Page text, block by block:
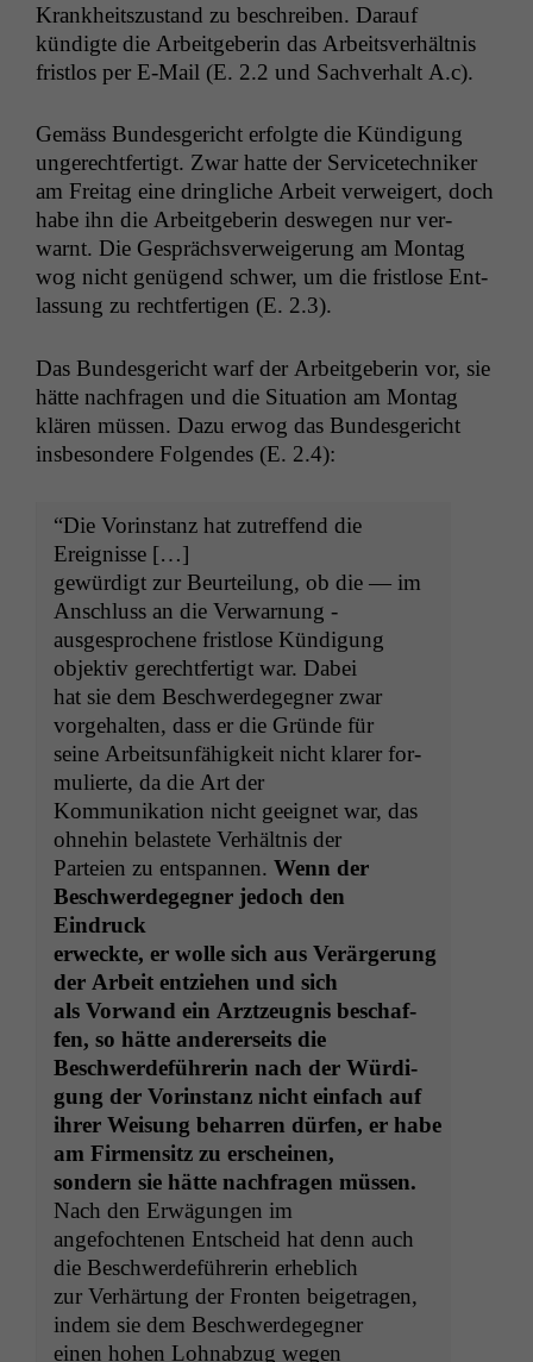
Krankheit­szu­s­tand zu beschreiben. Darauf
kündigte die Arbeit­ge­berin das Arbeitsver­hält­nis
frist­los per E‑Mail (E. 2.2 und Sachver­halt A.c).
Gemäss Bun­des­gericht erfol­gte die Kündi­gung
ungerecht­fer­tigt. Zwar hat­te der Ser­vicetech­niker
am Fre­itag eine dringliche Arbeit ver­weigert, doch
habe ihn die Arbeit­ge­berin deswe­gen nur ver­
warnt. Die Gesprächsver­weigerung am Mon­tag
wog nicht genü­gend schw­er, um die frist­lose Ent­
las­sung zu recht­fer­ti­gen (E. 2.3).
Das Bun­des­gericht warf der Arbeit­ge­berin vor, sie
hätte nach­fra­gen und die Sit­u­a­tion am Mon­tag
klären müssen. Dazu erwog das Bun­des­gericht
ins­beson­dere Fol­gen­des (E. 2.4):
“Die Vorin­stanz hat zutr­e­f­fend die
Ereignisse […]
gewürdigt zur Beurteilung, ob die — im
Anschluss an die Verwarnung -
aus­ge­sproch­ene frist­lose Kündi­gung
objek­tiv gerecht­fer­tigt war. Dabei
hat sie dem Beschw­erdegeg­n­er zwar
vorge­hal­ten, dass er die Gründe für
seine Arbeit­sun­fähigkeit nicht klar­er for­
mulierte, da die Art der
Kom­mu­nika­tion nicht geeignet war, das
ohne­hin belastete Ver­hält­nis der
Parteien zu entspan­nen. Wenn der
Beschw­erdegeg­n­er jedoch den
Eindruck
erweck­te, er wolle sich aus Verärgerung
der Arbeit entziehen und sich
als Vor­wand ein Arztzeug­nis beschaf­
fen, so hätte ander­er­seits die
Beschw­erde­führerin nach der Würdi­
gung der Vorin­stanz nicht ein­fach auf
ihrer Weisung behar­ren dür­fen, er habe
am Fir­men­sitz zu erscheinen,
son­dern sie hätte nach­fra­gen müssen.
Nach den Erwä­gun­gen im
ange­focht­e­nen Entscheid hat denn auch
die Beschw­erde­führerin erheblich
zur Ver­här­tung der Fron­ten beige­tra­gen,
indem sie dem Beschwerdegegner
einen hohen Lohn­abzug wegen